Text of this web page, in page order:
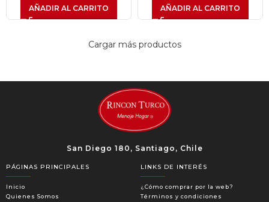
AÑADIR AL CARRITO AÑADIR AL CARRITO
Cargar más productos
San Diego 180, Santiago, Chile
PÁGINAS PRINCIPALES
Inicio
Quienes Somos
LINKS DE INTERÉS
¿Cómo comprar por la web?
Términos y condiciones